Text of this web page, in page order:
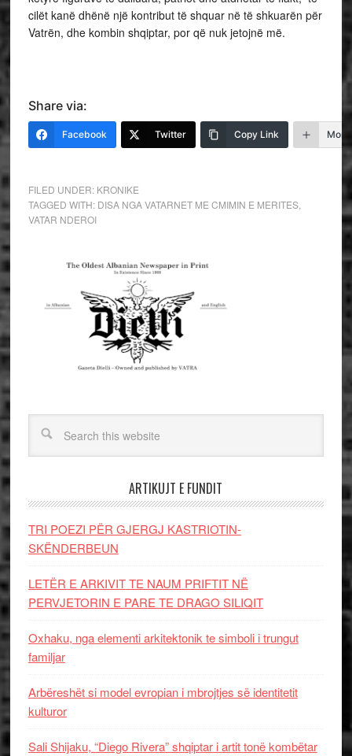
cilët kanë dhënë një kontribut të shquar në të shkuarën për
Vatrën, dhe kombin shqiptar, por që nuk jetojnë më.
Share via:
Facebook Twitter Copy Link More
FILED UNDER: KRONIKE
TAGGED WITH: DISA NGA VATARNET ME CMIMIN E MERITES,
VATAR NDEROI
ARTIKUJT E FUNDIT
TRI POEZI PËR GJERGJ KASTRIOTIN-
SKËNDERBEUN
LETËR E ARKIVIT TE NAUM PRIFTIT NË
PERVJETORIN E PARE TE DRAGO SILIQIT
Oxhaku, nga elementi arkitektonik te simboli i trungut
familjar
Arbëreshët si model evropian i mbrojtjes së identitetit
kulturor
Sali Shijaku, “Diego Rivera” shqiptar i artit tonë kombëtar